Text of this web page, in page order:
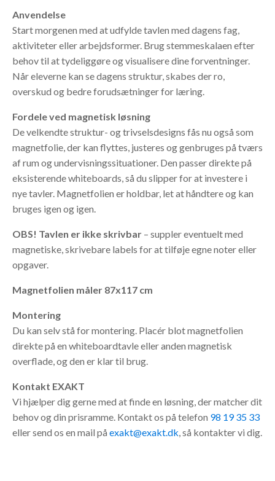
Anvendelse
Start morgenen med at udfylde tavlen med dagens fag,
aktiviteter eller arbejdsformer. Brug stemmeskalaen efter
behov til at tydeliggøre og visualisere dine forventninger.
Når eleverne kan se dagens struktur, skabes der ro,
overskud og bedre forudsætninger for læring.
Fordele ved magnetisk løsning
De velkendte struktur- og trivselsdesigns fås nu også som
magnetfolie, der kan flyttes, justeres og genbruges på tværs
af rum og undervisningssituationer. Den passer direkte på
eksisterende whiteboards, så du slipper for at investere i
nye tavler. Magnetfolien er holdbar, let at håndtere og kan
bruges igen og igen.
OBS! Tavlen er ikke skrivbar – suppler eventuelt med
magnetiske, skrivebare labels for at tilføje egne noter eller
opgaver.
Magnetfolien måler 87x117 cm
Montering
Du kan selv stå for montering. Placér blot magnetfolien
direkte på en whiteboardtavle eller anden magnetisk
overflade, og den er klar til brug.
Kontakt EXAKT
Vi hjælper dig gerne med at finde en løsning, der matcher dit
behov og din prisramme. Kontakt os på telefon 98 19 35 33
eller send os en mail på exakt@exakt.dk, så kontakter vi dig.